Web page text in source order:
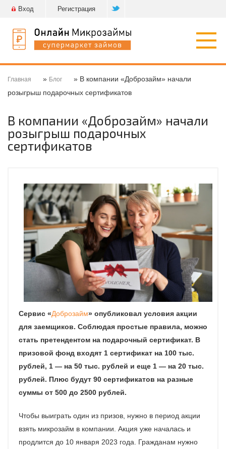
Вход Регистрация
Главная » Блог
» В компании «Доброзайм» начали
розыгрыш подарочных сертификатов
В компании «Доброзайм» начали
розыгрыш подарочных
сертификатов
Сервис «Доброзайм» опубликовал условия акции
для заемщиков. Соблюдая простые правила, можно
стать претендентом на подарочный сертификат. В
призовой фонд входят 1 сертификат на 100 тыс.
рублей, 1 — на 50 тыс. рублей и еще 1 — на 20 тыс.
рублей. Плюс будут 90 сертификатов на разные
суммы от 500 до 2500 рублей.
Чтобы выиграть один из призов, нужно в период акции
взять микрозайм в компании. Акция уже началась и
продлится до 10 января 2023 года. Гражданам нужно